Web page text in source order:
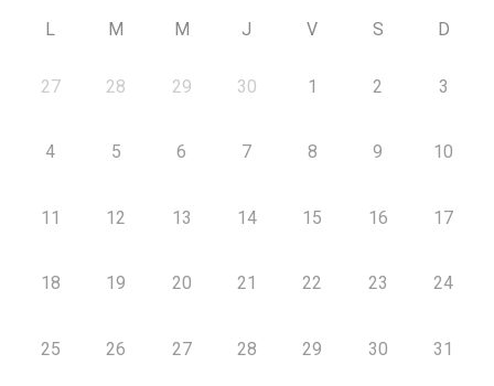
L M M J V S D
27 28 29 30 1 2 3
4 5 6 7 8 9 10
11 12 13 14 15 16 17
18 19 20 21 22 23 24
25 26 27 28 29 30 31